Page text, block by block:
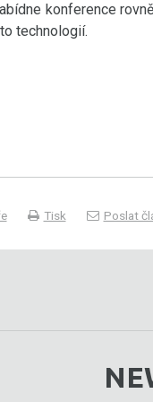
konference
technologií.
Tisk Poslat